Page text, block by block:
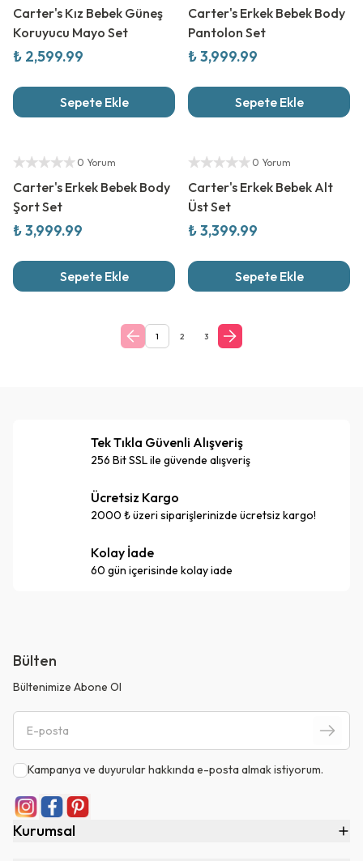
Carter's Kız Bebek Güneş
Koruyucu Mayo Set
₺ 2,599.99
Sepete Ekle
Carter's Erkek Bebek Body
Pantolon Set
₺ 3,999.99
Sepete Ekle
0 Yorum
Carter's Erkek Bebek Body
Şort Set
₺ 3,999.99
Sepete Ekle
0 Yorum
Carter's Erkek Bebek Alt
Üst Set
₺ 3,399.99
Sepete Ekle
1 2 3
Tek Tıkla Güvenli Alışveriş
256 Bit SSL ile güvende alışveriş
Ücretsiz Kargo
2000 ₺ üzeri siparişlerinizde ücretsiz kargo!
Kolay İade
60 gün içerisinde kolay iade
Bülten
Bültenimize Abone Ol
Kampanya ve duyurular hakkında e-posta almak istiyorum.
Kurumsal